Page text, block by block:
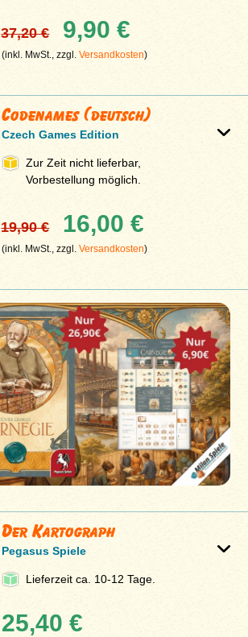
37,20 € 9,90 €
(inkl. MwSt., zzgl.Versandkosten)
Codenames (deutsch)
Czech Games Edition
Zur Zeit nicht lieferbar,
Vorbestellung möglich.
19,90 € 16,00 €
(inkl. MwSt., zzgl.Versandkosten)
Der Kartograph
Pegasus Spiele
Lieferzeit ca. 10-12 Tage.
25,40 €